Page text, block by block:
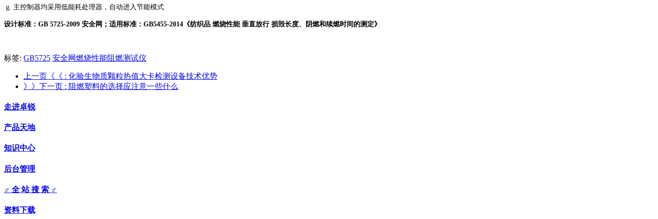
g. 主控制器均采用低能耗处理器，自动进入节能模式
设计标准：GB 5725-2009 安全网；适用标准：GB5455-2014《纺织品 燃烧性能 垂直放行 损毁长度、阴燃和续燃时间的测定》
标签: GB5725 安全网燃烧性能阻燃测试仪
上一页《《 : 化验生物质颗粒热值大卡检测设备技术优势
》》下一页 : 阻燃塑料的选择应注意一些什么
走进卓锐
产品天地
知识中心
后台管理
♂ 全 站 搜 索 ♂
资料下载